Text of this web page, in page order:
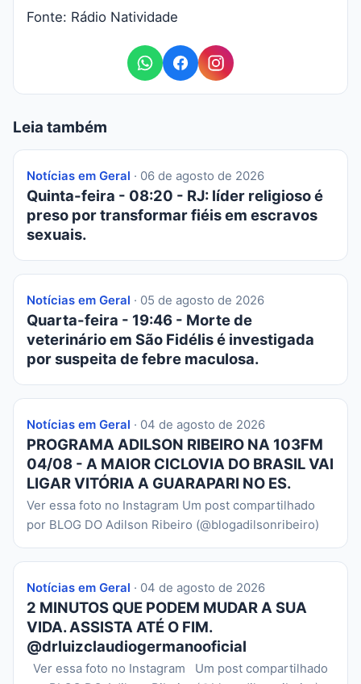
Fonte: Rádio Natividade
Leia também
Notícias em Geral · 06 de agosto de 2026
Quinta-feira - 08:20 - RJ: líder religioso é
preso por transformar fiéis em escravos
sexuais.
Notícias em Geral · 05 de agosto de 2026
Quarta-feira - 19:46 - Morte de
veterinário em São Fidélis é investigada
por suspeita de febre maculosa.
Notícias em Geral · 04 de agosto de 2026
PROGRAMA ADILSON RIBEIRO NA 103FM
04/08 - A MAIOR CICLOVIA DO BRASIL VAI
LIGAR VITÓRIA A GUARAPARI NO ES.
Ver essa foto no Instagram Um post compartilhado
por BLOG DO Adilson Ribeiro (@blogadilsonribeiro)
Notícias em Geral · 04 de agosto de 2026
2 MINUTOS QUE PODEM MUDAR A SUA
VIDA. ASSISTA ATÉ O FIM.
@drluizclaudiogermanooficial
Ver essa foto no Instagram Um post compartilhado